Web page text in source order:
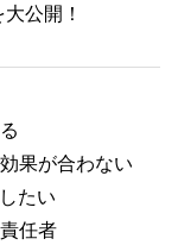
公開！
果が合わない
たい
任者